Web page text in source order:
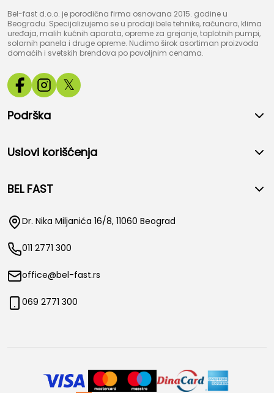
Bel-fast d.o.o. je porodična firma osnovana 2015. godine u
Beogradu. Specijalizujemo se u prodaji bele tehnike, računara, klima
uređaja, malih kućnih aparata, opreme za grejanje, toplotnih pumpi,
solarnih panela i druge opreme. Nudimo širok asortiman proizvoda
domaćih i svetskih brendova po povoljnim cenama.
𝕏
Podrška
Uslovi korišćenja
BEL FAST
Dr. Nika Miljanića 16/8, 11060 Beograd
011 2771 300
office@bel-fast.rs
069 2771 300